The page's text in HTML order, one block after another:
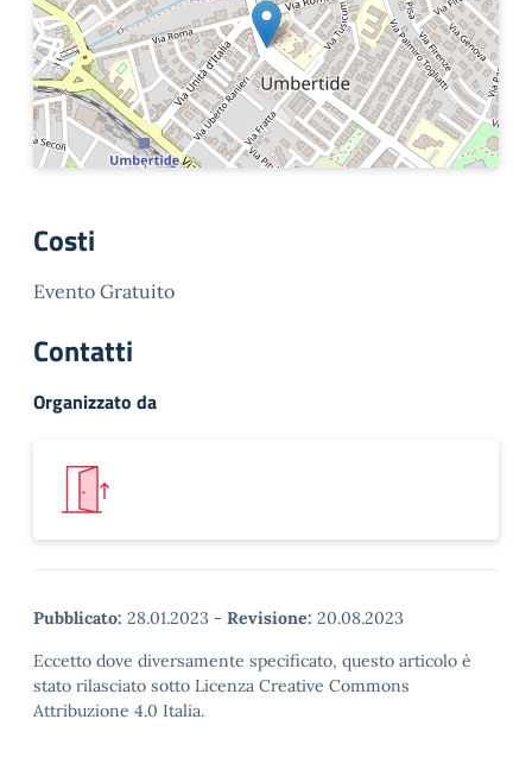
Costi
Evento Gratuito
Contatti
Organizzato da
Pubblicato: 28.01.2023 - Revisione: 20.08.2023
Eccetto dove diversamente specificato, questo articolo è
stato rilasciato sotto Licenza Creative Commons
Attribuzione 4.0 Italia.